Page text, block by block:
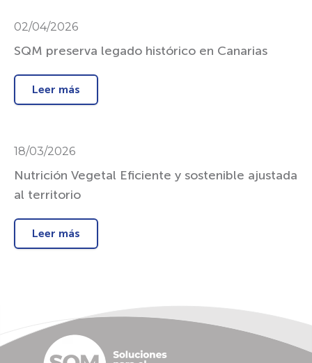
02/04/2026
SQM preserva legado histórico en Canarias
Leer más
18/03/2026
Nutrición Vegetal Eficiente y sostenible ajustada
al territorio
Leer más